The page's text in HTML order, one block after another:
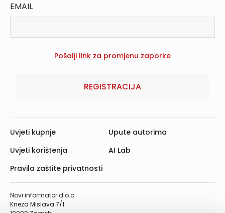
EMAIL
REGISTRACIJA
Novi informator d.o.o.
Kneza Mislava 7/1
Uvjeti kupnje
Uvjeti korištenja
Pravila zaštite privatnosti
Upute autorima
AI Lab